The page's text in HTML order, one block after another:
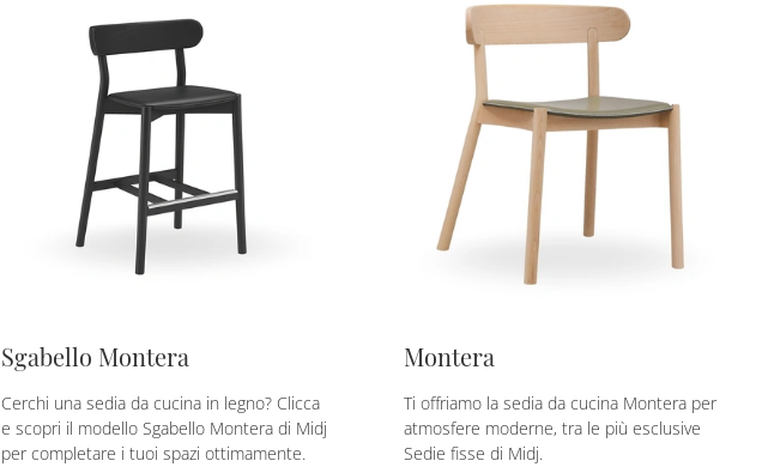
Sgabello Montera
Cerchi una sedia da cucina in legno? Clicca
e scopri il modello Sgabello Montera di Midj
per completare i tuoi spazi ottimamente.
Montera
Ti offriamo la sedia da cucina Montera per
atmosfere moderne, tra le più esclusive
Sedie fisse di Midj.